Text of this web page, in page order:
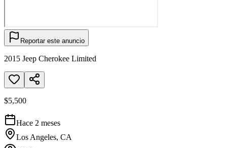
Reportar este anuncio
2015 Jeep Cherokee Limited
$5,500
Hace 2 meses
Los Angeles, CA